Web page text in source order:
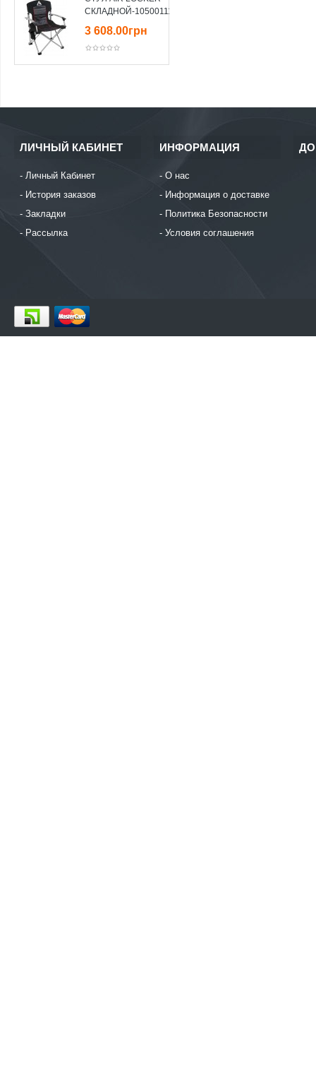
СКЛАДНОЙ-10500111
3 608.00грн
ЛИЧНЫЙ КАБИНЕТ
Личный Кабинет
История заказов
Закладки
Рассылка
ИНФОРМАЦИЯ
О нас
Информация о доставке
Политика Безопасности
Условия соглашения